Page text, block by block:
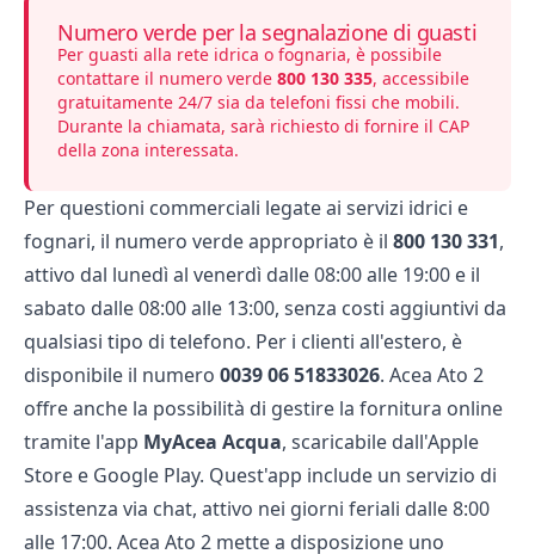
Numero verde per la segnalazione di guasti
Per guasti alla rete idrica o fognaria, è possibile
contattare il numero verde 800 130 335, accessibile
gratuitamente 24/7 sia da telefoni fissi che mobili.
Durante la chiamata, sarà richiesto di fornire il CAP
della zona interessata.
Per questioni commerciali legate ai servizi idrici e
fognari, il numero verde appropriato è il 800 130 331,
attivo dal lunedì al venerdì dalle 08:00 alle 19:00 e il
sabato dalle 08:00 alle 13:00, senza costi aggiuntivi da
qualsiasi tipo di telefono. Per i clienti all'estero, è
disponibile il numero 0039 06 51833026. Acea Ato 2
offre anche la possibilità di gestire la fornitura online
tramite l'app MyAcea Acqua, scaricabile dall'Apple
Store e Google Play. Quest'app include un servizio di
assistenza via chat, attivo nei giorni feriali dalle 8:00
alle 17:00. Acea Ato 2 mette a disposizione uno